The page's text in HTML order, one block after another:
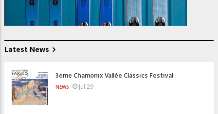
Latest News
3eme Chamonix Vallée Classics Festival
NEWS Jul 29